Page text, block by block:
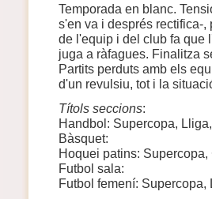
Temporada en blanc.
s'en va i després rectifica-
de l'equip i del club fa que
juga a ràfagues. Finalitza
Partits perduts amb els
d'un revulsiu, tot i la
Títols seccions:
Handbol: Supercopa,
Bàsquet:
Hoquei patins: Supercopa,
Futbol sala:
Futbol femení: